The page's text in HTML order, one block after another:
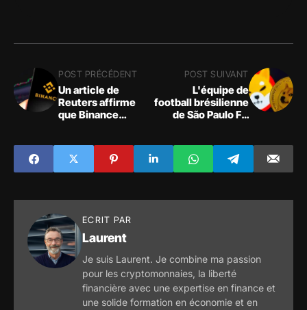
POST PRÉCÉDENT
Un article de
Reuters affirme
que Binance
blanchiment de
plus de 2,35
milliards de dollars
cinq ans
POST SUIVANT
L'équipe de
football brésilienne
de São Paulo FC
paiements en
$SHIB, $DOGE et
autres crypto-
ECRIT PAR
Laurent
Je suis Laurent. Je combine ma passion
pour les cryptomonnaies, la liberté
financière avec une expertise en finance et
une solide formation en économie et en